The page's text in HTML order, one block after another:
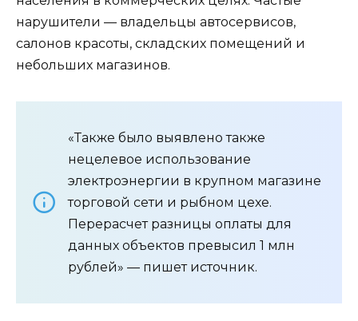
нарушители — владельцы автосервисов,
салонов красоты, складских помещений и
небольших магазинов.
«Также было выявлено также
нецелевое использование
электроэнергии в крупном магазине
торговой сети и рыбном цехе.
Перерасчет разницы оплаты для
данных объектов превысил 1 млн
рублей» — пишет источник.